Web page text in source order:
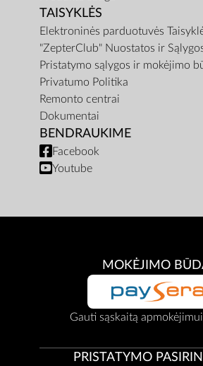
TAISYKLĖS
Elektroninės parduotuvės
"ZepterClub" Nuostatos ir
Pristatymo sąlygos ir mokėjimo
Privatumo Politika
Remonto centrai
Dokumentai
BENDRAUKIME
Facebook
Youtube
MOKĖJIMO
Gauti sąskaitą
PRISTATYMO